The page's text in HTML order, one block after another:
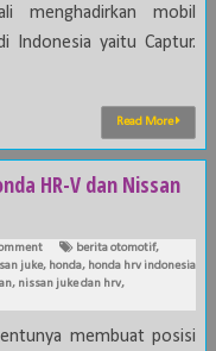
menghadirkan mobil
Indonesia yaitu Captur.
Read More
HR-V dan Nissan
berita otomotif,
juke, honda, honda hrv indonesia
, nissan juke dan hrv,
membuat posisi